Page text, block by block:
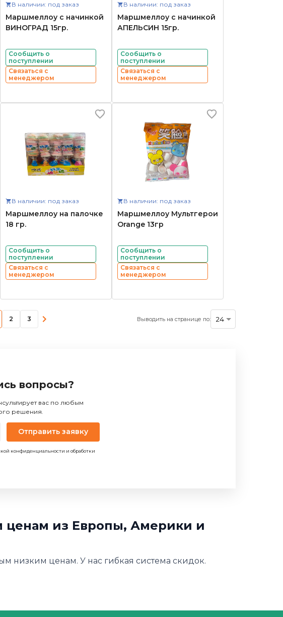
В наличии: под заказ
Маршмеллоу с начинкой
ВИНОГРАД 15гр.
Сообщить о
поступлении
Связаться с
менеджером
В наличии: под заказ
Маршмеллоу с начинкой
АПЕЛЬСИН 15гр.
Сообщить о
поступлении
Связаться с
менеджером
В наличии: под заказ
Маршмеллоу на палочке
18 гр.
Сообщить о
поступлении
Связаться с
менеджером
В наличии: под заказ
Маршмеллоу Мультгерои
Orange 13гр
Сообщить о
поступлении
Связаться с
менеджером
2 3 Выводить на странице по:
вопросы?
вас по любым
решения.
Отправить заявку
конфиденциальности и обработки
из Европы, Америки и
низким ценам. У нас гибкая система скидок.